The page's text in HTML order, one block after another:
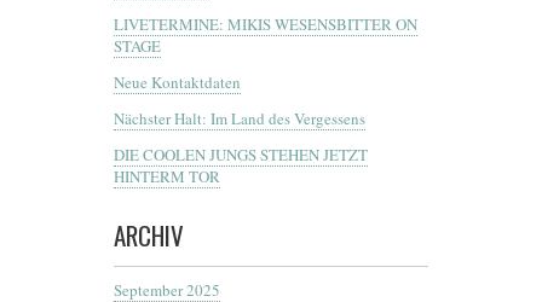
LIVETERMINE: MIKIS WESENSBITTER ON
STAGE
Neue Kontaktdaten
Nächster Halt: Im Land des Vergessens
DIE COOLEN JUNGS STEHEN JETZT
HINTERM TOR
ARCHIV
September 2025